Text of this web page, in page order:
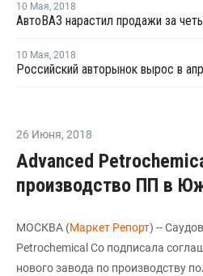
10 Мая, 2018
10 Мая, 2018
Российский авторынок вырос в
26 Июня, 2018
Advanced
производство ПП в
МОСКВА (Маркет Репорт) --
Petrochemical Co подписала
нового завода по производству